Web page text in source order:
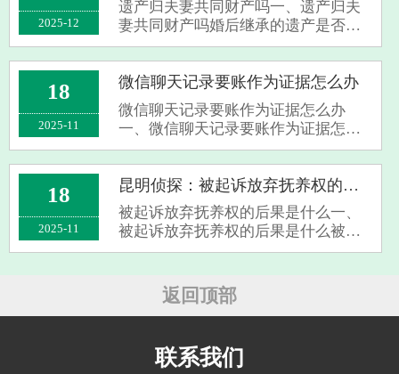
求对方依···
2025-12
遗产归夫妻共同财产吗一、遗产归夫
妻共同财产吗婚后继承的遗产是否为
夫妻共同财产取决于遗嘱内容，未明
确只归一方则为共同财产，明确只归
一方则为个人财产。1、根据《民法
典》规定，在婚姻关系存续期间所得
的继承或者···
18
2025-11
微信聊天记录要账作为证据怎么办
微信聊天记录要账作为证据怎么办
一、微信聊天记录要账作为证据怎么
办微信聊天记录可作为电子数据证据
用于要账。首先，要确保聊天记录的
完整性和真实性，不能对其进行删减
或篡改，可通过截屏、录屏等方式留
存原始记录···
18
2025-11
昆明侦探：被起诉放弃抚养权的后果是什么
被起诉放弃抚养权的后果是什么一、
被起诉放弃抚养权的后果是什么被起
诉放弃抚养权需谨慎对待，即使判决
看，放弃抚养权不代表免除抚养义
务。法律明确规定不直接抚养子女的
返回顶部
联系我们